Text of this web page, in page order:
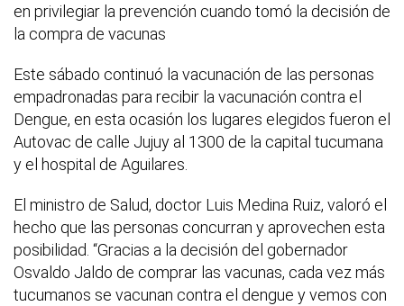
en privilegiar la prevención cuando tomó la decisión de
la compra de vacunas
Este sábado continuó la vacunación de las personas
empadronadas para recibir la vacunación contra el
Dengue, en esta ocasión los lugares elegidos fueron el
Autovac de calle Jujuy al 1300 de la capital tucumana
y el hospital de Aguilares.
El ministro de Salud, doctor Luis Medina Ruiz, valoró el
hecho que las personas concurran y aprovechen esta
posibilidad. “Gracias a la decisión del gobernador
Osvaldo Jaldo de comprar las vacunas, cada vez más
tucumanos se vacunan contra el dengue y vemos con